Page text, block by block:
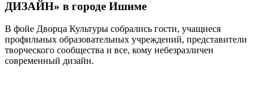
ДИЗАЙН» в городе Ишиме
В фойе Дворца Культуры собрались гости, учащиеся
профильных образовательных учреждений, представители
творческого сообщества и все, кому небезразличен
современный дизайн.